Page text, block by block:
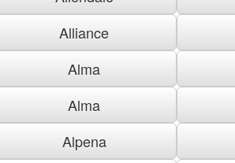
Alliance
Alma
Alma
Alpena